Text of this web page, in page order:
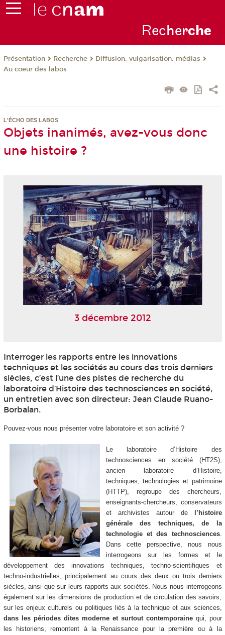
Recherche
Présentation Recherche
Diffusion, vulgarisation, médias
Au coeur des labos
L'ÉCHO DES LABOS
Objets inanimés, avez-vous donc
une histoire ?
3 décembre 2012
Interroger les rapports entre les innovations
techniques et les sociétés au cours des trois derniers
siècles, c’est l’une des pistes de recherche du
laboratoire d’Histoire des technosciences en société,
un entretien avec son directeur: Jean Claude Ruano-
Borbalan.
Pouvez-vous nous présenter votre laboratoire et son activité ?
Le laboratoire d’Histoire des
technosciences en société (HT2S),
ancien laboratoire d’Histoire,
techniques, technologies et patrimoine
(HTTP), regroupe des chercheurs,
enseignants-chercheurs, conservateurs
et archivistes autour del’histoire
générale des techniques, de la
technologie et des technosciences.
Dans cette perspective, nous nous
interrogeons sur les formes et le
développement des innovations techniques, techno-scientifiques et
techno-industrielles, principalement au cours des deux ou trois derniers
siècles, ainsi que sur leurs rapports aux sociétés. Nous nous interrogeons
également sur les dimensions de production et de circulation des savoirs,
sur les enjeux culturels ou politiques liés à la technique et aux sciences,
dans les périodes dites moderne et surtout contemporainequi, pour
les historiens, remontent à la Renaissance pour la première ou à la